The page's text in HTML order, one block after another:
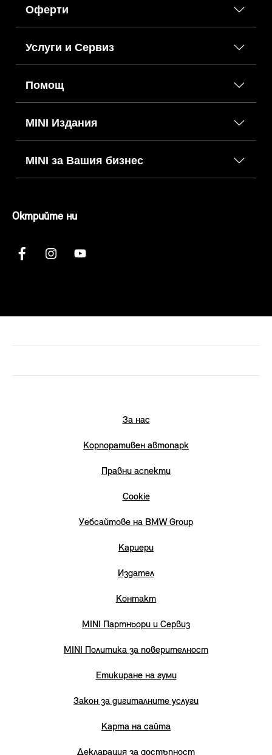
Оферти
Услуги и Сервиз
Помощ
MINI Издания
MINI за Вашия бизнес
Октрийте ни
За нас
Корпоративен автопарк
Правни аспекти
Cookie
Уебсайтове на BMW Group
Кариери
Издател
Контакт
MINI Партньори и Сервиз
MINI Политика за поверителност
Етикиране на гуми
Закон за дигиталните услуги
Карта на сайта
Декларация за достъпност